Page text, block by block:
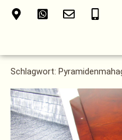
Schlagwort: